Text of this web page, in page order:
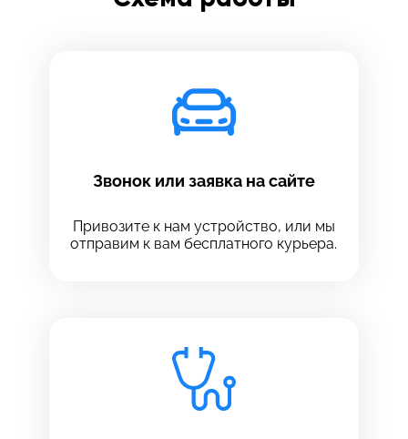
Звонок или заявка на сайте
Привозите к нам устройство, или мы
отправим к вам бесплатного курьера.
Выберите сервис
Выберите сервис